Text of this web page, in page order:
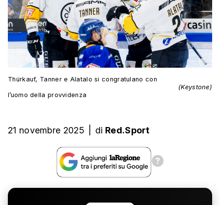
Thürkauf, Tanner e Alatalo si congratulano con
l’uomo della provvidenza
(Keystone)
21 novembre 2025 di Red.Sport